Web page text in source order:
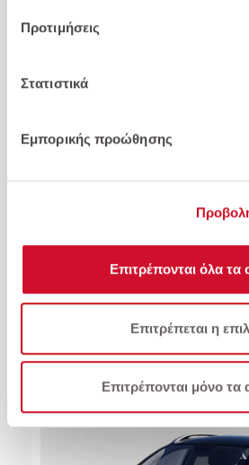
και να αλλάξετε τις επιλογές της
πάσα στιγμή επιστρέφοντας σε
Απορρήτου
Προτιμήσεις
Στατιστικά
Εμπορικής προώθησης
Επιτρέπονται όλα τα
Επιτρέπεται η
Επιτρέπονται μόνο τα
24.000